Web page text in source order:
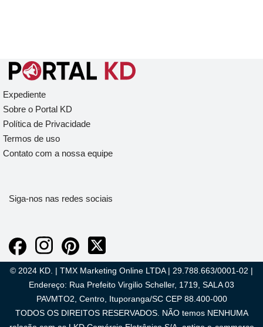
Expediente
Sobre o Portal KD
Política de Privacidade
Termos de uso
Contato com a nossa equipe
Siga-nos nas redes sociais
© 2024 KD. | TMX Marketing Online LTDA | 29.788.663/0001-02 |
Endereço: Rua Prefeito Virgilio Scheller, 1719, SALA 03
PAVMTO2, Centro, Ituporanga/SC CEP 88.400-000
TODOS OS DIREITOS RESERVADOS. NÃO temos NENHUMA